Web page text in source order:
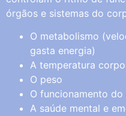
órgãos e sistemas do
O metabolismo
gasta energia)
A temperatura
O peso
O funcionamento do
A saúde mental e